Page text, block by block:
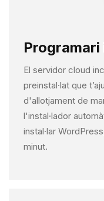
El servidor cloud
preinstal·lat que
d'allotjament de
l'instal·lador
instal·lar
minut.